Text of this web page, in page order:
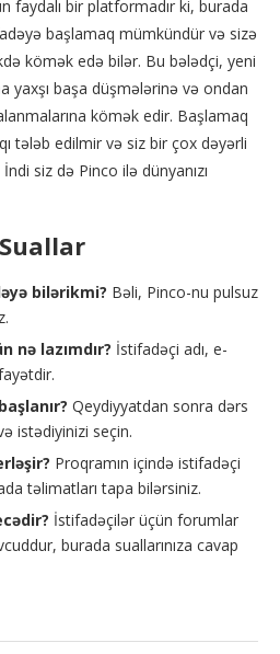
faydalı bir platformadır ki, burada
başlamaq mümkündür və sizə
kömək edə bilər. Bu bələdçi, yeni
yaxşı başa düşmələrinə və ondan
kömək edir. Başlamaq
tələb edilmir və siz bir çox dəyərli
siz də Pinco ilə dünyanızı
bilərikmi? Bəli, Pinco-nu pulsuz
nə lazımdır? İstifadəçi adı, e-
Qeydiyyatdan sonra dərs
istədiyinizi seçin.
Proqramın içində istifadəçi
təlimatları tapa bilərsiniz.
İstifadəçilər üçün forumlar
burada suallarınıza cavap